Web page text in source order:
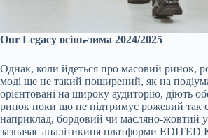
Our Legacy осінь-зима 2024/2025
Однак, коли йдеться про масовий ринок,
моді ще не такий поширений, як на
орієнтовані на широку аудиторію, діють
ринок поки що не підтримує рожевий так
наприклад, бордовий чи масляно-жовтий
зазначає аналітикиня платформи EDITED